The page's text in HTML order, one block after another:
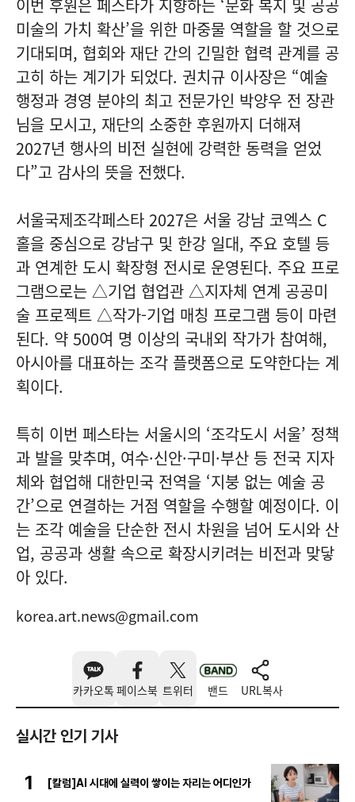
이번 후원은 페스타가 지향하는 ‘문화 복지 및 공공
미술의 가치 확산’을 위한 마중물 역할을 할 것으로
기대되며, 협회와 재단 간의 긴밀한 협력 관계를 공
고히 하는 계기가 되었다. 권치규 이사장은 “예술
행정과 경영 분야의 최고 전문가인 박양우 전 장관
님을 모시고, 재단의 소중한 후원까지 더해져
2027년 행사의 비전 실현에 강력한 동력을 얻었
다”고 감사의 뜻을 전했다.
서울국제조각페스타 2027은 서울 강남 코엑스 C
홀을 중심으로 강남구 및 한강 일대, 주요 호텔 등
과 연계한 도시 확장형 전시로 운영된다. 주요 프로
그램으로는 △기업 협업관 △지자체 연계 공공미
술 프로젝트 △작가-기업 매칭 프로그램 등이 마련
된다. 약 500여 명 이상의 국내외 작가가 참여해,
아시아를 대표하는 조각 플랫폼으로 도약한다는 계
획이다.
특히 이번 페스타는 서울시의 ‘조각도시 서울’ 정책
과 발을 맞추며, 여수·신안·구미·부산 등 전국 지자
체와 협업해 대한민국 전역을 ‘지붕 없는 예술 공
간’으로 연결하는 거점 역할을 수행할 예정이다. 이
는 조각 예술을 단순한 전시 차원을 넘어 도시와 산
업, 공공과 생활 속으로 확장시키려는 비전과 맞닿
아 있다.
korea.art.news@gmail.com
카카오톡 페이스북 트위터 밴드 URL복사
실시간 인기 기사
1 [칼럼]AI 시대에 실력이 쌓이는 자리는 어디인가